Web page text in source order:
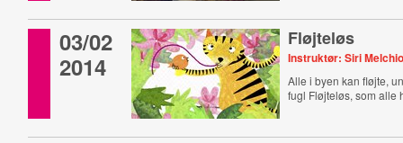
03/02
2014
Fløjteløs
Instruktør: Siri
Alle i byen kan fløjte,
fugl Fløjteløs, som alle